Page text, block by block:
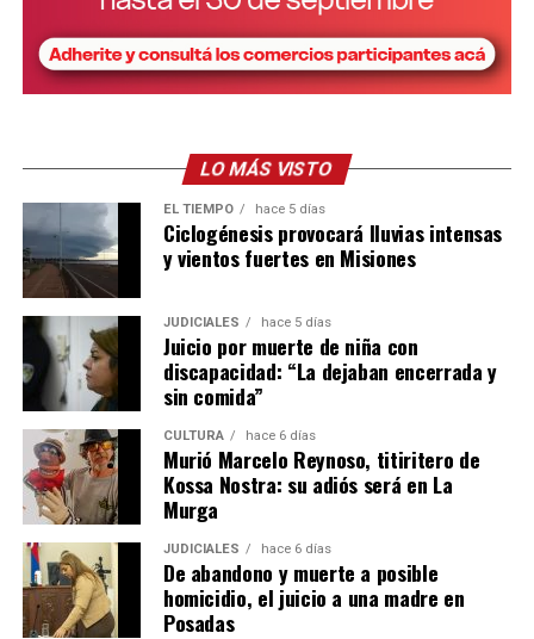
quien el defensor Varela profundizó respecto a los síntomas,
alcances y condiciones de cuidado que requiere una persona con
Síndrome de Rett.
subsistir”, resumió y desarrolló, entre otros factores, que “el
proceso de deglución, por ejemplo, es muy complejo. Alimentar
a un paciente de estas características resulta muy difícil porque
realmente no coordina. Hay que tener mucha paciencia y saber
cómo alimentarlo”.
LO MÁS VISTO
EL TIEMPO hace 5 días
Ciclogénesis provocará lluvias intensas
y vientos fuertes en Misiones
JUDICIALES hace 5 días
Juicio por muerte de niña con
discapacidad: “La dejaban encerrada y
sin comida”
CULTURA hace 6 días
Murió Marcelo Reynoso, titiritero de
Kossa Nostra: su adiós será en La
Murga
JUDICIALES hace 6 días
De abandono y muerte a posible
homicidio, el juicio a una madre en
Posadas